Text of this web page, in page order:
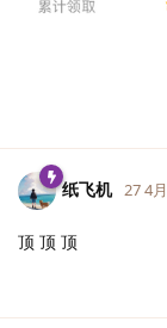
纸飞机 27 4月
顶 顶 顶